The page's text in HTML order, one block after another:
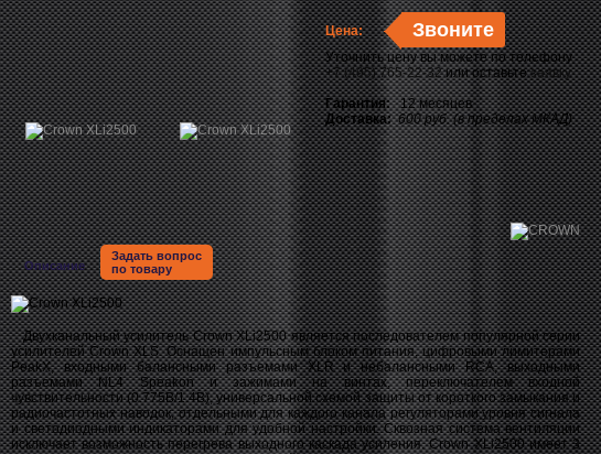
Цена: Звоните
Уточнить цену вы можете по телефону
+7 (495) 765-22-32или оставьтезаявку
Гарантия:12 месяцев
Доставка: 600 руб. (в пределах МКАД)
Описание
Задать вопрос
по товару
Двухканальный усилитель Crown XLi2500 является последователем популярной серии
усилителей Crown XLS. Оснащен импульсным блоком питания, цифровыми лимитерами
PeakX, входными балансными разъемами XLR и небалансными RCA, выходными
разъемами NL4 Speakon и зажимами на винтах, переключателем входной
чувствительности (0.775В/1.4В), универсальной схемой защиты от короткого замыкания и
радиочастотных наводок, отдельными для каждого канала регуляторами уровня сигнала
и светодиодными индикаторами для удобной настройки. Сквозная система вентиляции
исключает возможность перегрева выходного каскада усиления. Crown XLi2500 имеет 3